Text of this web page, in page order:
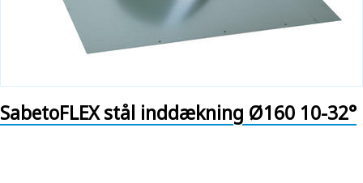
SabetoFLEX stål inddækning Ø160 10-32°